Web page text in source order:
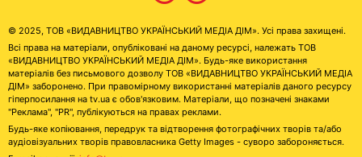
© 2025, ТОВ «ВИДАВНИЦТВО УКРАЇНСЬКИЙ МЕДІА ДІМ». Усі права захищені.
Всі права на матеріали, опубліковані на даному ресурсі, належать ТОВ
«ВИДАВНИЦТВО УКРАЇНСЬКИЙ МЕДІА ДІМ». Будь-яке використання
матеріалів без письмового дозволу ТОВ «ВИДАВНИЦТВО УКРАЇНСЬКИЙ МЕДІА
ДІМ» заборонено. При правомірному використанні матеріалів даного ресурсу
гіперпосилання на tv.ua є обов'язковим. Матеріали, що позначені знаками
"Реклама", "PR", публікуються на правах реклами.
Будь-яке копіювання, передрук та відтворення фотографічних творів та/або
аудіовізуальних творів правовласника Getty Images - суворо забороняється.